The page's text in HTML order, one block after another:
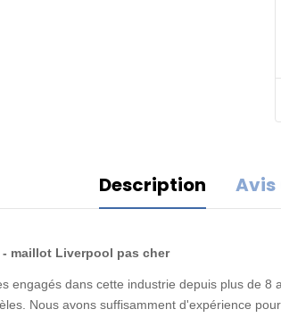
Description Avis
- maillot Liverpool pas cher
engagés dans cette industrie depuis plus de
Nous avons suffisamment d'expérience